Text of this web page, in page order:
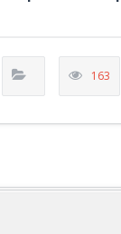
163